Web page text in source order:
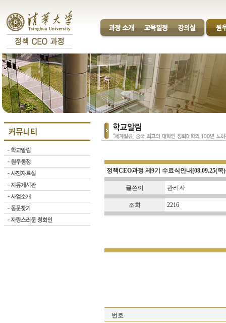
정책CEO과정 제9기 수료식안내[08.09.25(목
글쓴이 관리자
조회 2216
번호